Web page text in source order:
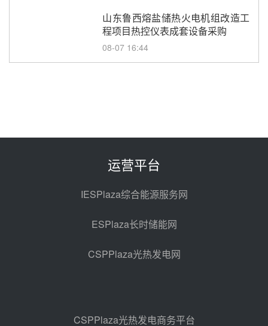
山东鲁西熔盐储热火电机组改造工
程项目热控仪表成套设备采购
08-07 16:44
组电加热熔盐储能提升机组灵活性
采购
120MW级高导热空冷发电机通过
华电科工金源华电淄博熔盐储热项
目熔盐储罐采购
08-06 11:47
08-06 10:49
运营平台
IESPlaza综合能源服务网
ESPlaza长时储能网
CSPPlaza光热发电网
CSPPlaza光热发电商务平台